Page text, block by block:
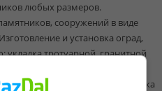
любых размеров.
сооружений в виде
и установка оград,
укладка тротуарной, гранитной
песком. Предлагаем
и мемориальных досок. Доставка